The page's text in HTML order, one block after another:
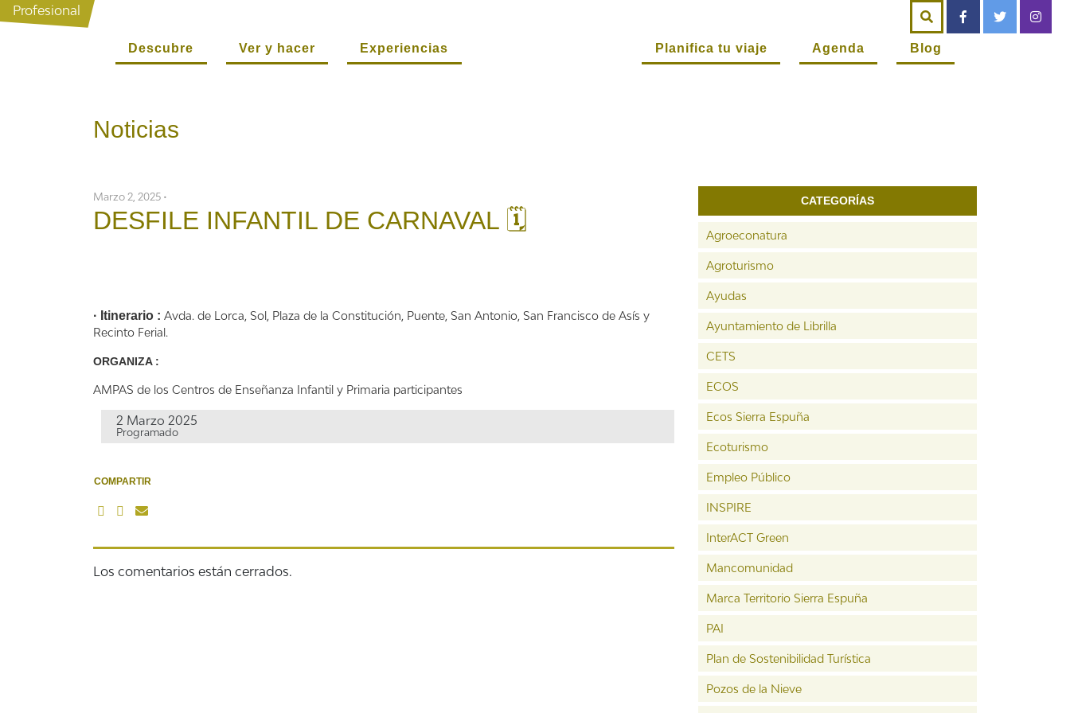
Profesional
Descubre Ver y hacer Experiencias Planifica tu viaje Agenda Blog
Noticias
Marzo 2, 2025 •
DESFILE INFANTIL DE CARNAVAL 🗓
· Itinerario : Avda. de Lorca, Sol, Plaza de la Constitución, Puente, San Antonio, San Francisco de Asís y
Recinto Ferial.
ORGANIZA :
AMPAS de los Centros de Enseñanza Infantil y Primaria participantes
2 Marzo 2025
Programado
COMPARTIR
Los comentarios están cerrados.
CATEGORÍAS
Agroeconatura
Agroturismo
Ayudas
Ayuntamiento de Librilla
CETS
ECOS
Ecos Sierra Espuña
Ecoturismo
Empleo Público
INSPIRE
InterACT Green
Mancomunidad
Marca Territorio Sierra Espuña
PAI
Plan de Sostenibilidad Turística
Pozos de la Nieve